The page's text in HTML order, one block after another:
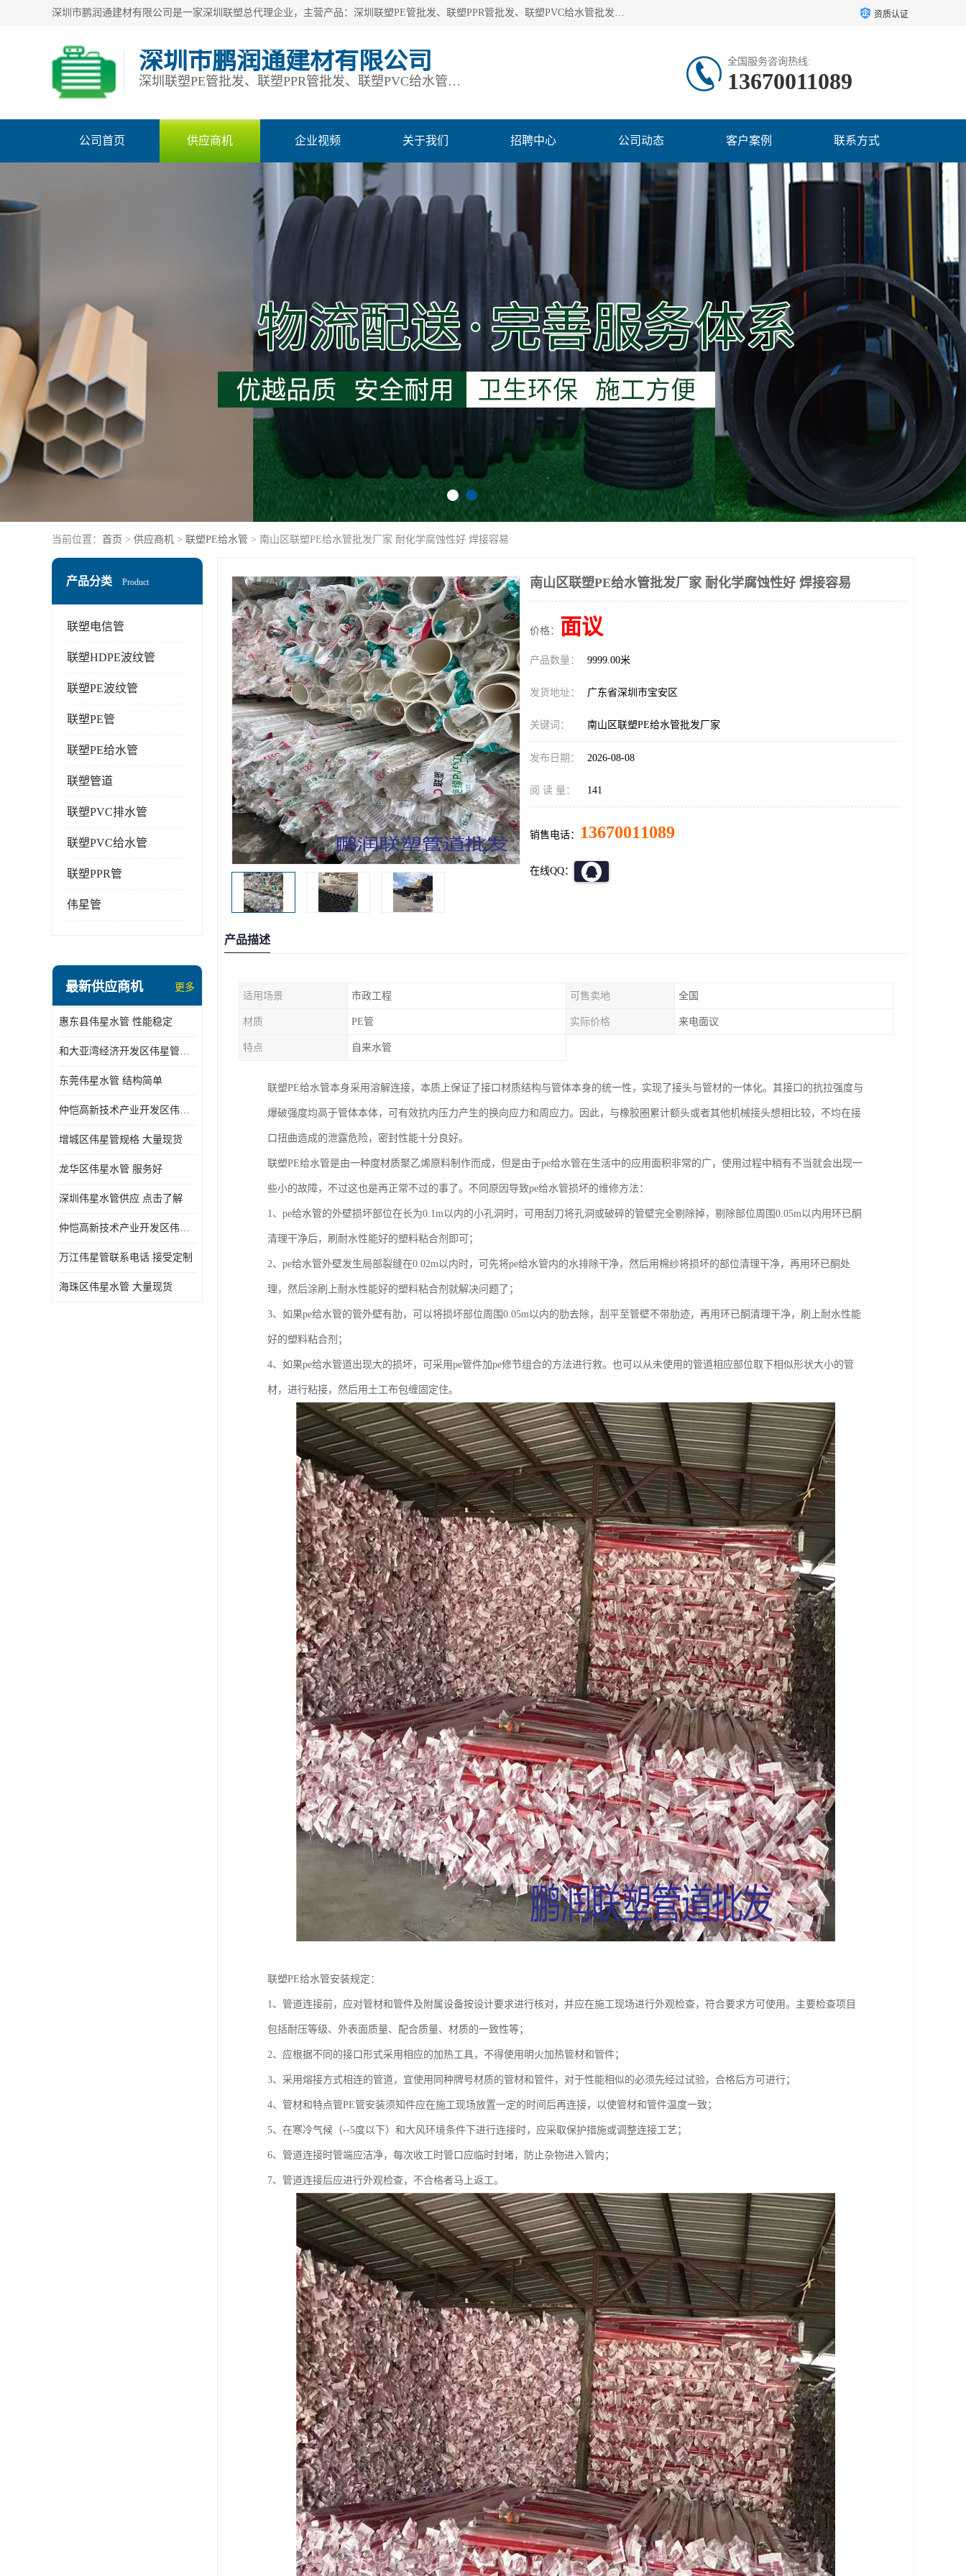
深圳市鹏润通建材有限公司是一家深圳联塑总代理企业，主营产品：深圳联塑PE管批发、联塑PPR管批发、联塑PVC给水管批发、联塑PVC排水管批发、联塑管道批发等。凭借服务以及多年的勤奋拼搏，发展成为一家销售各种管材管件，绝缘电工套管及配件等系列产品的贸易公司。公司秉承“顾客至上，锐意进取”的经营理念，坚持“客户至上”原则为广大客户提供的服务。欢迎惠顾！ 资质认证
深圳市鹏润通建材有限公司
深圳联塑PE管批发、联塑PPR管批发、联塑PVC给水管批发、联塑PVC排水管批发、联塑管道批发等
全国服务咨询热线:
13670011089
公司首页 供应商机 企业视频 关于我们 招聘中心 公司动态 客户案例 联系方式
当前位置： 首页 > 供应商机 > 联塑PE给水管 > 南山区联塑PE给水管批发厂家 耐化学腐蚀性好 焊接容易
产品分类 Product
联塑电信管
联塑HDPE波纹管
联塑PE波纹管
联塑PE管
联塑PE给水管
联塑管道
联塑PVC排水管
联塑PVC给水管
联塑PPR管
伟星管
最新供应商机 更多
惠东县伟星水管 性能稳定
和大亚湾经济开发区伟星管批发
东莞伟星水管 结构简单
仲恺高新技术产业开发区伟星管型号 技术成熟
增城区伟星管规格 大量现货
龙华区伟星水管 服务好
深圳伟星水管供应 点击了解
仲恺高新技术产业开发区伟星水管 大量现货
万江伟星管联系电话 接受定制
海珠区伟星水管 大量现货
南山区联塑PE给水管批发厂家 耐化学腐蚀性好 焊接容易
价格： 面议
产品数量： 9999.00米
发货地址： 广东省深圳市宝安区
关键词： 南山区联塑PE给水管批发厂家
发布日期： 2026-08-08
阅 读 量： 141
销售电话： 13670011089
在线QQ：
产品描述
适用场景 市政工程 可售卖地 全国
材质 PE管 实际价格 来电面议
特点 自来水管
联塑PE给水管本身采用溶解连接，本质上保证了接口材质结构与管体本身的统一性，实现了接头与管材的一体化。其接口的抗拉强度与
爆破强度均高于管体本体，可有效抗内压力产生的换向应力和周应力。因此，与橡胶圈累计额头或者其他机械接头想相比较，不均在接
口扭曲造成的泄露危险，密封性能十分良好。
联塑PE给水管是由一种度材质聚乙烯原料制作而成，但是由于pe给水管在生活中的应用面积非常的广，使用过程中稍有不当就会出现一
些小的故障，不过这也是再正常不过的事了。不同原因导致pe给水管损坏的维修方法：
1、pe给水管的外壁损坏部位在长为0.1m以内的小孔洞时，可用刮刀将孔洞或破碎的管壁完全剔除掉，剔除部位周围0.05m以内用环已酮
清理干净后，刷耐水性能好的塑料粘合剂即可；
2、pe给水管外壁发生局部裂缝在0.02m以内时，可先将pe给水管内的水排除干净，然后用棉纱将损坏的部位清理干净，再用环已酮处
理，然后涂刷上耐水性能好的塑料粘合剂就解决问题了；
3、如果pe给水管的管外壁有肋，可以将损坏部位周围0.05m以内的肋去除，刮平至管壁不带肋迹，再用环已酮清理干净，刷上耐水性能
好的塑料粘合剂；
4、如果pe给水管道出现大的损坏，可采用pe管件加pe修节组合的方法进行救。也可以从未使用的管道相应部位取下相似形状大小的管
材，进行粘接，然后用土工布包缠固定住。
联塑PE给水管安装规定：
1、管道连接前，应对管材和管件及附属设备按设计要求进行核对，并应在施工现场进行外观检查，符合要求方可使用。主要检查项目
包括耐压等级、外表面质量、配合质量、材质的一致性等；
2、应根据不同的接口形式采用相应的加热工具，不得使用明火加热管材和管件；
3、采用熔接方式相连的管道，宜使用同种牌号材质的管材和管件，对于性能相似的必须先经过试验，合格后方可进行；
4、管材和特点管PE管安装须知件应在施工现场放置一定的时间后再连接，以使管材和管件温度一致；
5、在寒冷气候（--5度以下）和大风环境条件下进行连接时，应采取保护措施或调整连接工艺；
6、管道连接时管端应洁净，每次收工时管口应临时封堵，防止杂物进入管内；
7、管道连接后应进行外观检查，不合格者马上返工。